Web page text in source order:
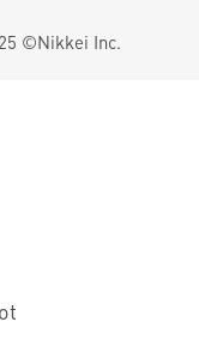
©Nikkei Inc.